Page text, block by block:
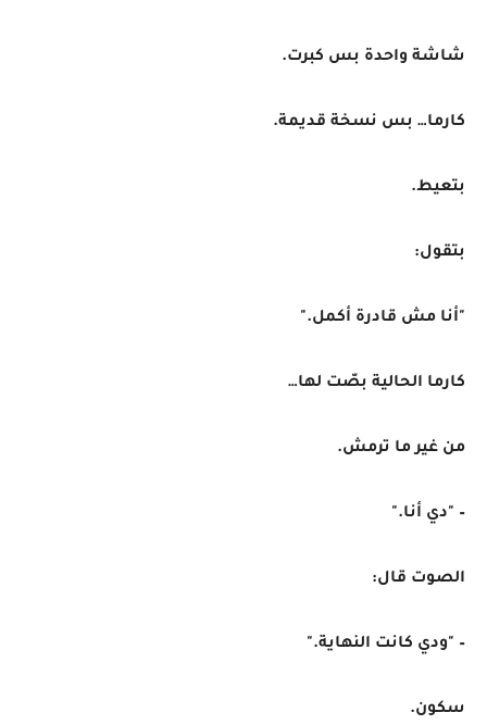
شاشة واحدة بس كبرت.
كارما… بس نسخة قديمة.
بتعيط.
بتقول:
"أنا مش قادرة أكمل."
كارما الحالية بصّت لها…
من غير ما ترمش.
– "دي أنا."
الصوت قال:
– "ودي كانت النهاية."
سكون.